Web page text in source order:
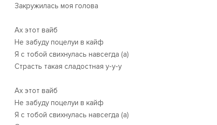
Закружилась моя голова
Ах этот вайб
Не забуду поцелуи в кайф
Я с тобой свихнулась навсегда (а)
Страсть такая сладостная у-у-у
Ах этот вайб
Не забуду поцелуи в кайф
Я с тобой свихнулась навсегда (а)